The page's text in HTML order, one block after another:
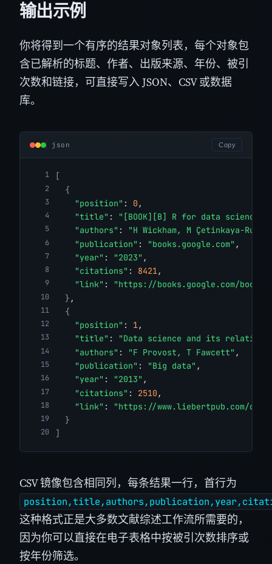
输出示例
你将得到一个有序的结果对象列表，每个对象包
含已解析的标题、作者、出版来源、年份、被引
次数和链接，可直接写入 JSON、CSV 或数据
库。
json Copy
[
{
"position" : 0 ,
"title" : "[BOOK][B] R for data science"
"authors" :
"H Wickham, M Çetinkaya-
"publication" : "books.google.com" ,
"year" : "2023" ,
"citations" : 8421,
"link" :
"https://books.google.com/
} ,
{
"position" : 1,
"title" :
"Data science and its
"authors" : "F Provost, T Fawcett" ,
"publication" : "Big data" ,
"year" : "2013" ,
"citations" : 2510 ,
"link" :
"https://www.liebertpub.com/doi/
}
]
CSV 镜像包含相同列，每条结果一行，首行为
这种格式正是大多数文献综述工作流所需要的，
因为你可以直接在电子表格中按被引次数排序或
按年份筛选。